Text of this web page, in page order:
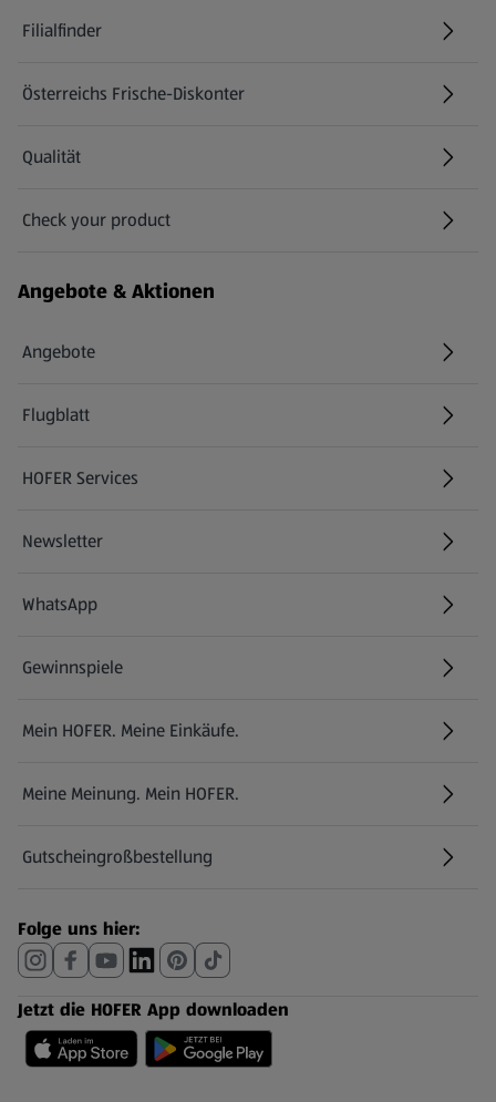
Filialfinder
Österreichs Frische-Diskonter
Qualität
Check your product
(öffnet in einem neuen Tab)
Angebote & Aktionen
Angebote
Flugblatt
HOFER Services
Newsletter
WhatsApp
Gewinnspiele
Mein HOFER. Meine Einkäufe.
Meine Meinung. Mein HOFER.
Gutscheingroßbestellung
(öffnet in einem neuen Tab)
Folge uns hier:
Jetzt die HOFER App downloaden